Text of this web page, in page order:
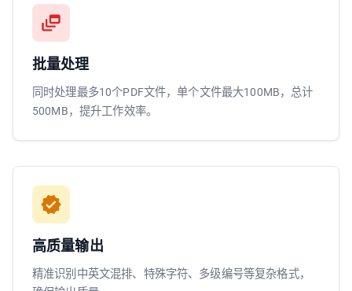
批量处理
同时处理最多10个PDF文件，单个文件最大100MB，总计
500MB，提升工作效率。
高质量输出
精准识别中英文混排、特殊字符、多级编号等复杂格式，